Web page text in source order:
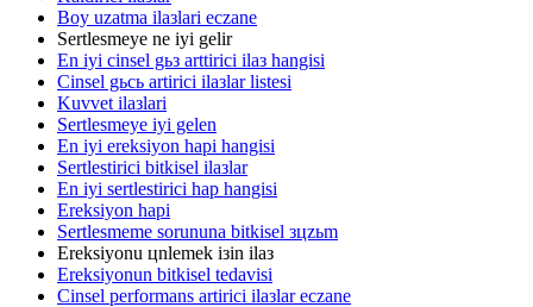
Boy uzatma ilaзlari eczane
Sertlesmeye ne iyi gelir
En iyi cinsel gьз arttirici ilaз hangisi
Cinsel gьcь artirici ilaзlar listesi
Kuvvet ilaзlari
Sertlesmeye iyi gelen
En iyi ereksiyon hapi hangisi
Sertlestirici bitkisel ilaзlar
En iyi sertlestirici hap hangisi
Ereksiyon hapi
Sertlesmeme sorununa bitkisel зцzьm
Ereksiyonu цnlemek iзin ilaз
Ereksiyonun bitkisel tedavisi
Cinsel performans artirici ilaзlar eczane